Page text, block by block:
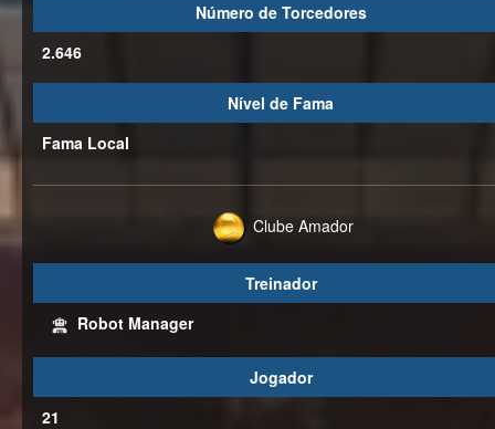
Número de Torcedores
2.646
Nível de Fama
Fama Local
Clube Amador
Treinador
Robot Manager
Jogador
21